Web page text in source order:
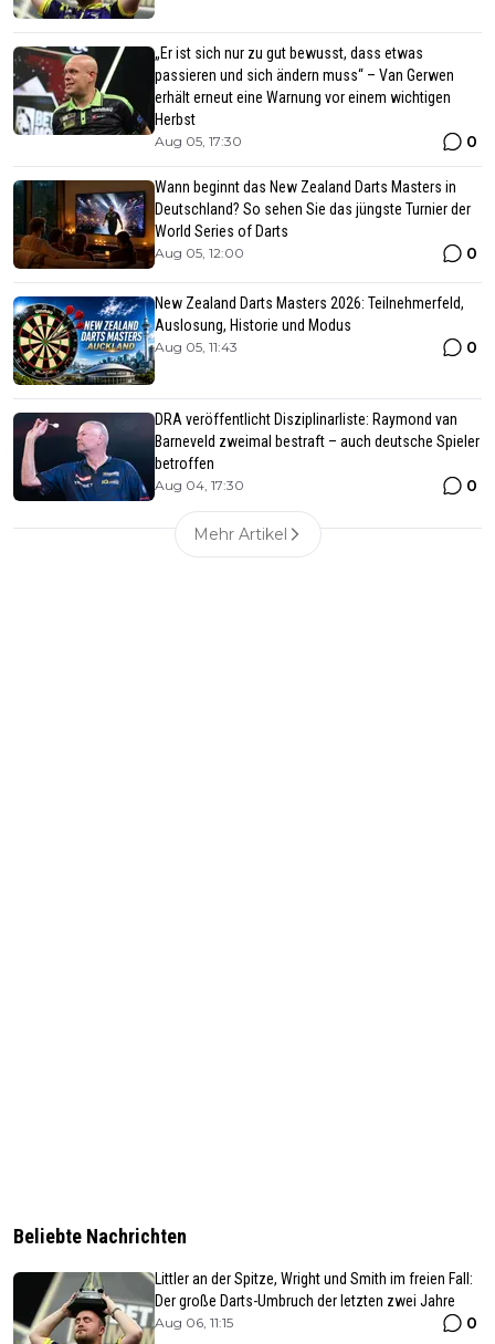
„Er ist sich nur zu gut bewusst, dass etwas
passieren und sich ändern muss“ – Van Gerwen
erhält erneut eine Warnung vor einem wichtigen
Herbst
Aug 05, 17:30 0
Wann beginnt das New Zealand Darts Masters in
Deutschland? So sehen Sie das jüngste Turnier der
World Series of Darts
Aug 05, 12:00 0
New Zealand Darts Masters 2026: Teilnehmerfeld,
Auslosung, Historie und Modus
Aug 05, 11:43 0
DRA veröffentlicht Disziplinarliste: Raymond van
Barneveld zweimal bestraft – auch deutsche Spieler
betroffen
Aug 04, 17:30 0
Mehr Artikel
Beliebte Nachrichten
Littler an der Spitze, Wright und Smith im freien Fall:
Der große Darts-Umbruch der letzten zwei Jahre
Aug 06, 11:15 0